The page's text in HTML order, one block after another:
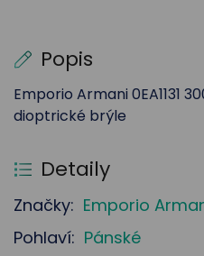
Popis
Emporio Armani 0EA1131
dioptrické brýle
Detaily
Značky: Emporio
Pohlaví: Pánské